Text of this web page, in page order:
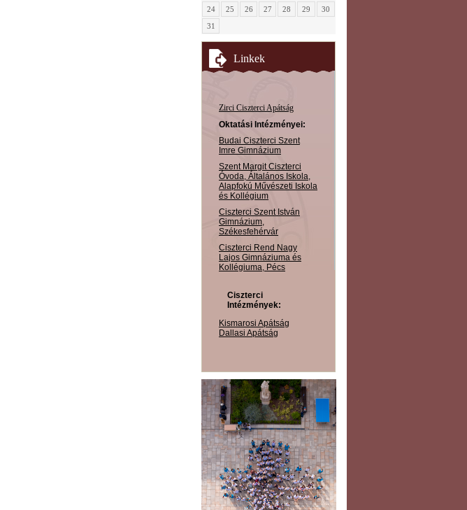
24
25 26 27 28 29
30
31
Linkek
Zirci Ciszterci Apátság
Oktatási Intézményei:
Budai Ciszterci Szent
Imre Gimnázium
Szent Margit Ciszterci
Óvoda, Általános Iskola,
Alapfokú Művészeti Iskola
és Kollégium
Ciszterci Szent István
Gimnázium,
Székesfehérvár
Ciszterci Rend Nagy
Lajos Gimnáziuma és
Kollégiuma, Pécs
Ciszterci
Intézmények:
Kismarosi Apátság
Dallasi Apátság